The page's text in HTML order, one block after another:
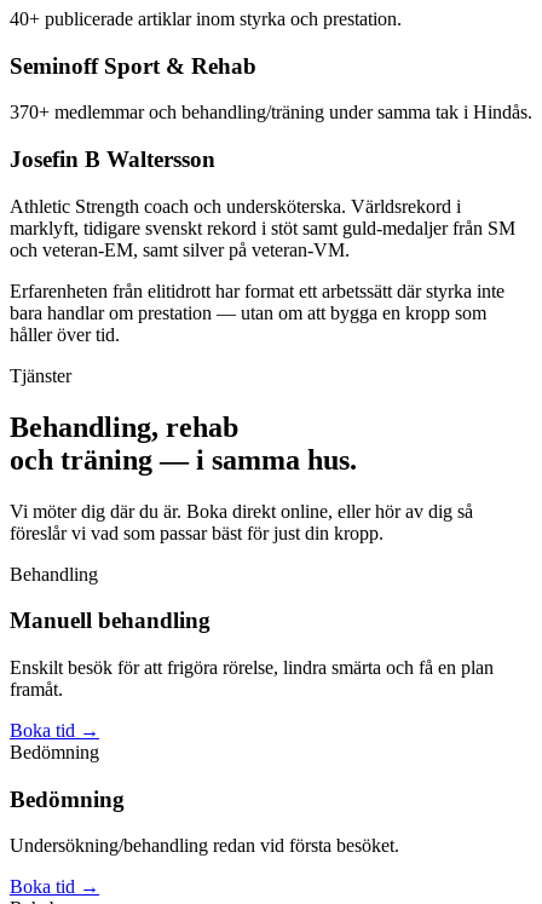
40+ publicerade artiklar inom styrka och prestation.
Seminoff Sport & Rehab
370+ medlemmar och behandling/träning under samma tak i Hindås.
Josefin B Waltersson
Athletic Strength coach och undersköterska. Världsrekord i
marklyft, tidigare svenskt rekord i stöt samt guld-medaljer från SM
och veteran-EM, samt silver på veteran-VM.
Erfarenheten från elitidrott har format ett arbetssätt där styrka inte
bara handlar om prestation — utan om att bygga en kropp som
håller över tid.
Tjänster
Behandling, rehab
och träning — i samma hus.
Vi möter dig där du är. Boka direkt online, eller hör av dig så
föreslår vi vad som passar bäst för just din kropp.
Behandling
Manuell behandling
Enskilt besök för att frigöra rörelse, lindra smärta och få en plan
framåt.
Boka tid →
Bedömning
Bedömning
Undersökning/behandling redan vid första besöket.
Boka tid →